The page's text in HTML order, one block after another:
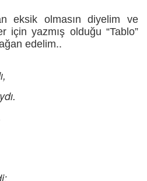
eksik olmasın diyelim ve
için yazmış olduğu “Tablo”
edelim..